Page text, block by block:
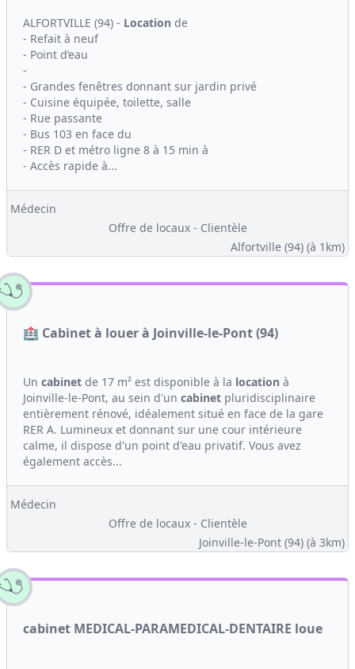
ALFORTVILLE (94) - Location de
- Refait à neuf
- Point d’eau
-
- Grandes fenêtres donnant sur jardin privé
- Cuisine équipée, toilette, salle
- Rue passante
- Bus 103 en face du
- RER D et métro ligne 8 à 15 min à
- Accès rapide à...
Médecin
Offre de locaux - Clientèle
Alfortville (94) (à 1km)
🏥 Cabinet à louer à Joinville-le-Pont (94)
Un cabinet de 17 m² est disponible à la location à
Joinville-le-Pont, au sein d'un cabinet pluridisciplinaire
entièrement rénové, idéalement situé en face de la gare
RER A. Lumineux et donnant sur une cour intérieure
calme, il dispose d'un point d'eau privatif. Vous avez
également accès...
Médecin
Offre de locaux - Clientèle
Joinville-le-Pont (94) (à 3km)
cabinet MEDICAL-PARAMEDICAL-DENTAIRE loue